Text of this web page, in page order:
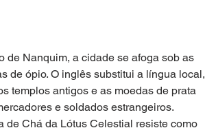
de Nanquim, a cidade se afoga sob as
de ópio. O inglês substitui a língua local,
templos antigos e as moedas de prata
e soldados estrangeiros.
de Chá da Lótus Celestial resiste como